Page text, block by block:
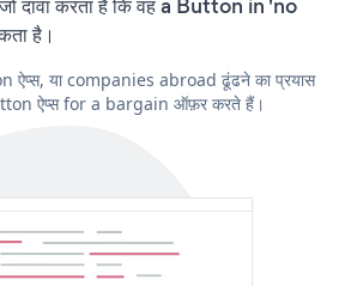
करता है कि वह a Button in 'no
है।
ऐप्स, या companies abroad ढूंढने का प्रयास
ऐप्स for a bargain ऑफ़र करते हैं।